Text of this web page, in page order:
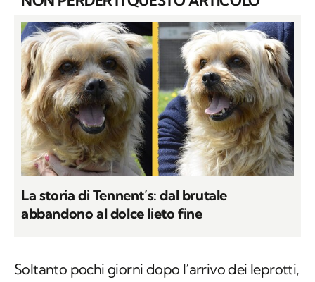
La storia di Tennent’s: dal brutale
abbandono al dolce lieto fine
Soltanto pochi giorni dopo l’arrivo dei leprotti,